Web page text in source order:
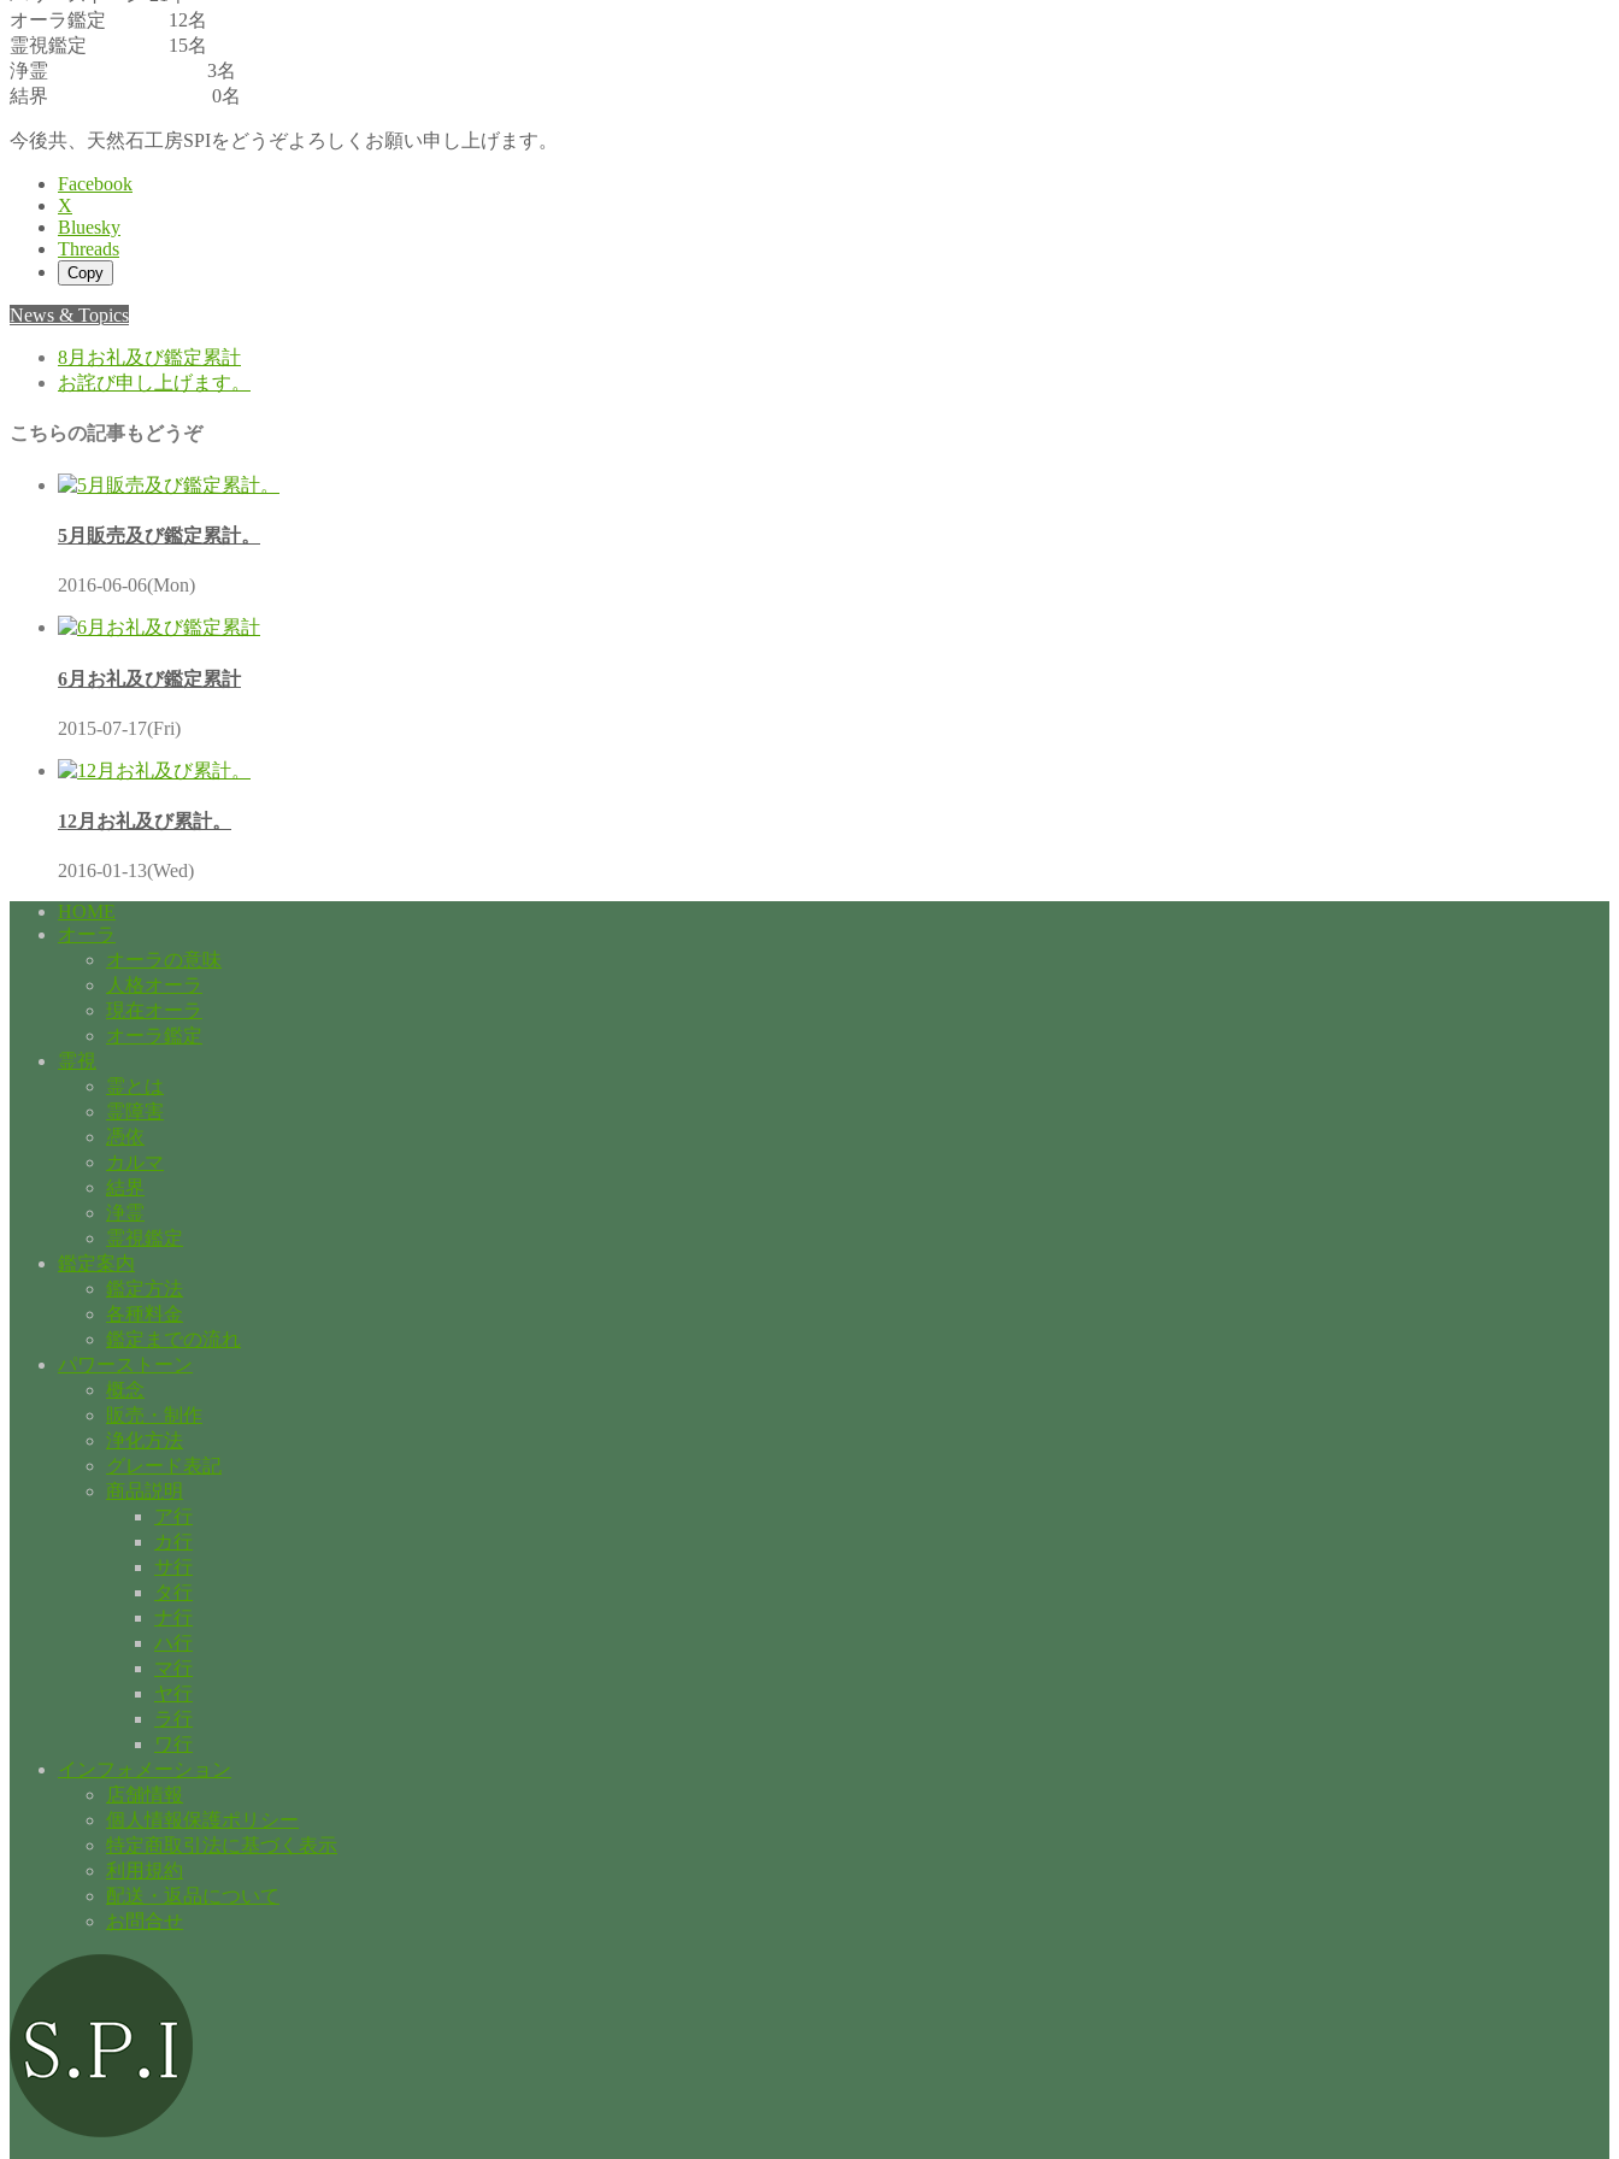
オーラ鑑定 12名
霊視鑑定 15名
浄霊 3名
結界 0名
今後共、天然石工房SPIをどうぞよろしくお願い申し上げます。
Facebook
X
Bluesky
Threads
Copy
News & Topics
8月お礼及び鑑定累計
お詫び申し上げます。
こちらの記事もどうぞ
5月販売及び鑑定累計。
2016-06-06(Mon)
6月お礼及び鑑定累計
2015-07-17(Fri)
12月お礼及び累計。
2016-01-13(Wed)
HOME
オーラ
オーラの意味
人格オーラ
現在オーラ
オーラ鑑定
霊視
霊とは
霊障害
憑依
カルマ
結界
浄霊
霊視鑑定
鑑定案内
鑑定方法
各種料金
鑑定までの流れ
パワーストーン
概念
販売・制作
浄化方法
グレード表記
商品説明
ア行
カ行
サ行
タ行
ナ行
ハ行
マ行
ヤ行
ラ行
ワ行
インフォメーション
店舗情報
個人情報保護ポリシー
特定商取引法に基づく表示
利用規約
配送・返品について
お問合せ